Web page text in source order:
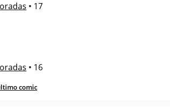
• 17
• 16
comic